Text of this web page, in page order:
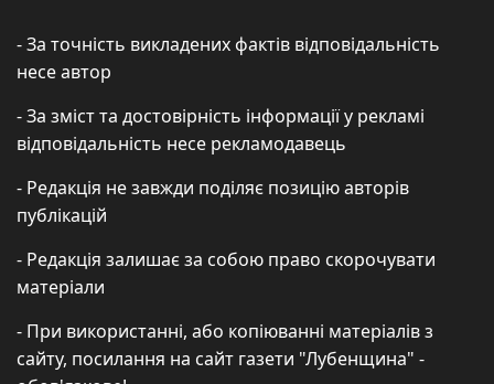
- За точність викладених фактів відповідальність
несе автор
- За зміст та достовірність інформації у рекламі
відповідальність несе рекламодавець
- Редакція не завжди поділяє позицію авторів
публікацій
- Редакція залишає за собою право скорочувати
матеріали
- При використанні, або копіюванні матеріалів з
сайту, посилання на сайт газети "Лубенщина" -